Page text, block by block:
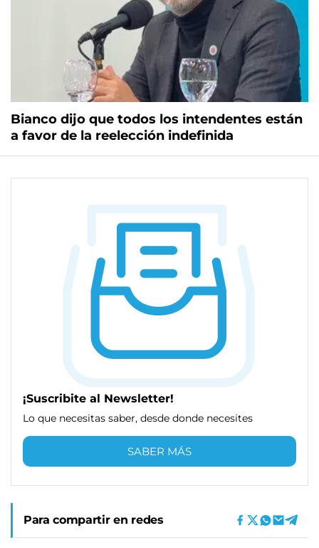
Bianco dijo que todos los intendentes están
a favor de la reelección indefinida
¡Suscribite al Newsletter!
Lo que necesitas saber, desde donde necesites
SABER MÁS
Para compartir en redes